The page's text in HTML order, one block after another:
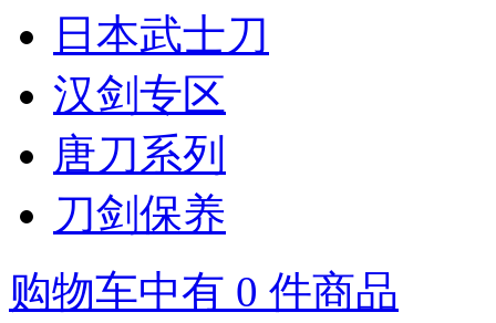
日本武士刀
汉剑专区
唐刀系列
刀剑保养
购物车中有 0 件商品